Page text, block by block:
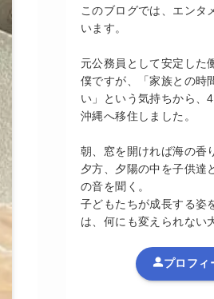
このブログでは、エンタ
います。
元公務員として安定した
僕ですが、「家族との時
い」という気持ちから、
沖縄へ移住しました。
朝、窓を開ければ海の香
夕方、夕陽の中を子供達
の音を聞く。
子どもたちが成長する姿
は、何にも変えられない
プロフィ